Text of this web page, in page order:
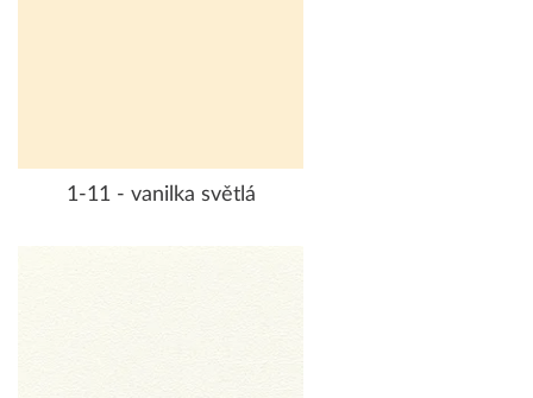
1-11 - vanilka světlá